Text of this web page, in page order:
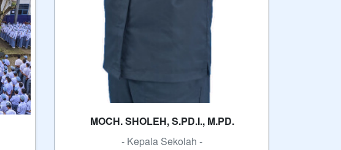
MOCH. SHOLEH, S.PD.I., M.PD.
- Kepala Sekolah -